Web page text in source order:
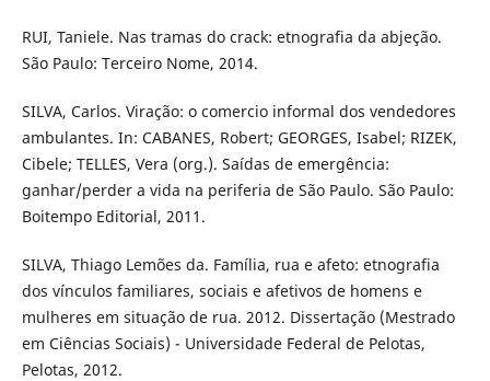
RUI, Taniele. Nas tramas do crack: etnografia da abjeção.
São Paulo: Terceiro Nome, 2014.
SILVA, Carlos. Viração: o comercio informal dos vendedores
ambulantes. In: CABANES, Robert; GEORGES, Isabel; RIZEK,
Cibele; TELLES, Vera (org.). Saídas de emergência:
ganhar/perder a vida na periferia de São Paulo. São Paulo:
Boitempo Editorial, 2011.
SILVA, Thiago Lemões da. Família, rua e afeto: etnografia
dos vínculos familiares, sociais e afetivos de homens e
mulheres em situação de rua. 2012. Dissertação (Mestrado
em Ciências Sociais) - Universidade Federal de Pelotas,
Pelotas, 2012.